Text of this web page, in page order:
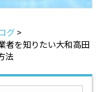
績
グ >
者を知りたい大和高田
法